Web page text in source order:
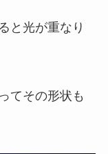
と光が重なり
てその形状も